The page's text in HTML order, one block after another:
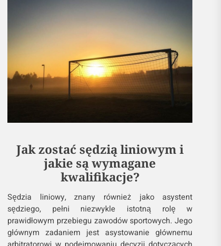
Jak zostać sędzią liniowym i
jakie są wymagane
kwalifikacje?
Sędzia liniowy, znany również jako asystent
sędziego, pełni niezwykle istotną rolę w
prawidłowym przebiegu zawodów sportowych. Jego
głównym zadaniem jest asystowanie głównemu